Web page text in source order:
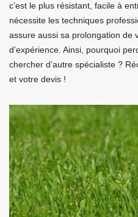
c’est le plus résistant, facile à
nécessite les techniques
assure aussi sa prolongation de
d’expérience. Ainsi, pourquoi
chercher d’autre spécialiste ?
et votre devis !